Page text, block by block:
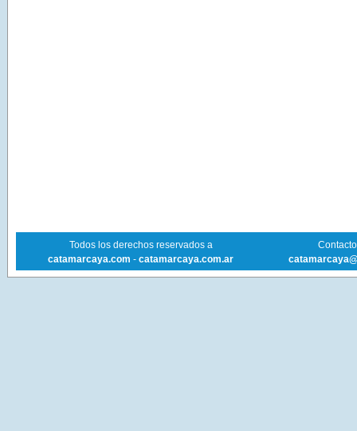
Todos los derechos reservados a
catamarcaya.com - catamarcaya.com.ar